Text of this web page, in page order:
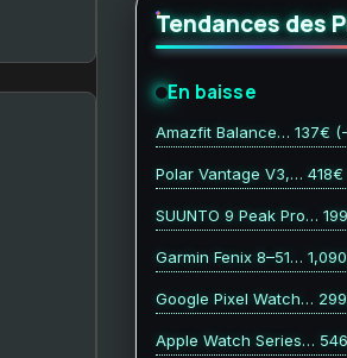
Tendances des
En baisse
Amazfit Balance… 137€
Polar Vantage V3,…
SUUNTO 9 Peak Pro…
Garmin Fenix 8–51…
Google Pixel Watch…
Apple Watch Series…